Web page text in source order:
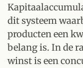
dit systeem
producten een
belang is. In de
winst is een